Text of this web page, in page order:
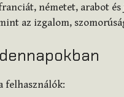
németet, arabot
az izgalom,
felhasználók: